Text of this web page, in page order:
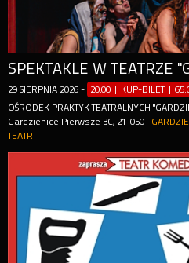
29 SIERPNIA 2026 - 20:00 | KUP-BILET |
OŚRODEK PRAKTYK TEATRALNYCH
Gardzienice Pierwsze 3C, 21-050
TEATR